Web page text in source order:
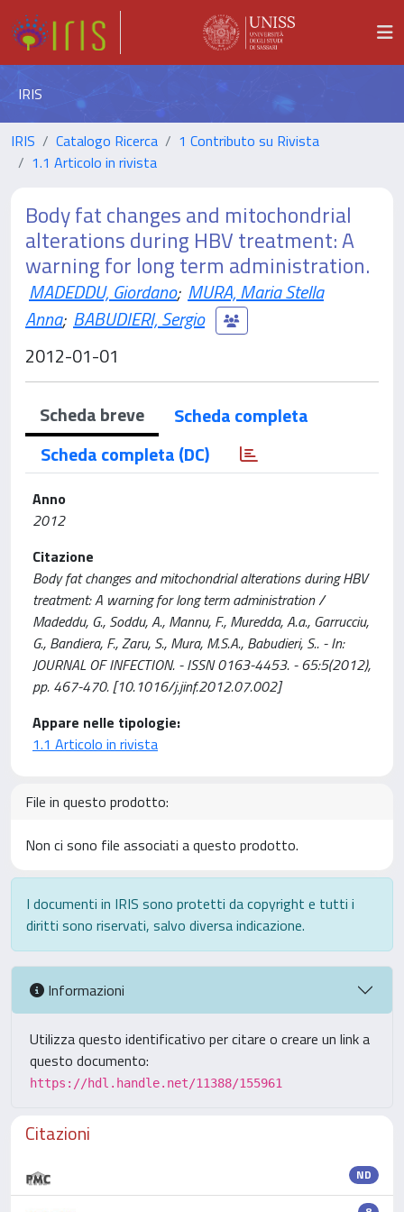
IRIS
IRIS Catalogo Ricerca
1 Contributo su Rivista
1.1 Articolo in rivista
Body fat changes and mitochondrial
alterations during HBV treatment: A
warning for long term administration.
MADEDDU, Giordano; MURA, Maria Stella
Anna; BABUDIERI, Sergio
2012-01-01
Scheda breve
Scheda completa
Scheda completa (DC)
Anno
2012
Citazione
Body fat changes and mitochondrial alterations during HBV
treatment: A warning for long term administration /
Madeddu, G., Soddu, A., Mannu, F., Muredda, A.a., Garrucciu,
G., Bandiera, F., Zaru, S., Mura, M.S.A., Babudieri, S.. - In:
JOURNAL OF INFECTION. - ISSN 0163-4453. - 65:5(2012),
pp. 467-470. [10.1016/j.jinf.2012.07.002]
Appare nelle tipologie:
1.1 Articolo in rivista
File in questo prodotto:
Non ci sono file associati a questo prodotto.
I documenti in IRIS sono protetti da copyright e tutti i
diritti sono riservati, salvo diversa indicazione.
Informazioni
Utilizza questo identificativo per citare o creare un link a
questo documento:
https://hdl.handle.net/11388/155961
Citazioni
ND